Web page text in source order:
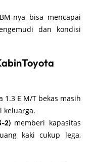
nya bisa mencapai
dan kondisi
1.3 E M/T bekas masih
keluarga.
2)memberi kapasitas
kaki cukup lega,